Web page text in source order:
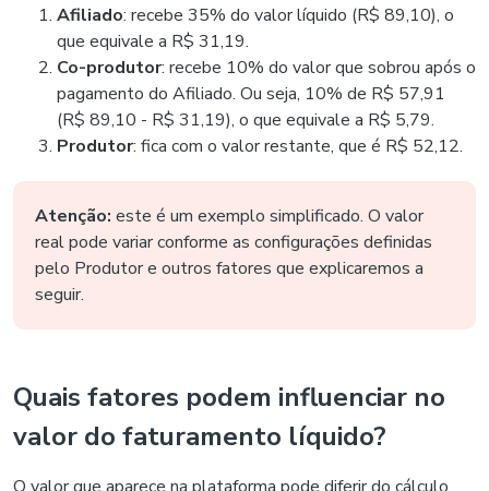
Afiliado: recebe 35% do valor líquido (R$ 89,10), o
que equivale a R$ 31,19.
Co-produtor: recebe 10% do valor que sobrou após o
pagamento do Afiliado. Ou seja, 10% de R$ 57,91
(R$ 89,10 - R$ 31,19), o que equivale a R$ 5,79.
Produtor: fica com o valor restante, que é R$ 52,12.
Atenção: este é um exemplo simplificado. O valor
real pode variar conforme as configurações definidas
pelo Produtor e outros fatores que explicaremos a
seguir.
Quais fatores podem influenciar no
valor do faturamento líquido?